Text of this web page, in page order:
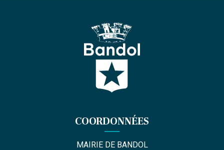
COORDONNÉES
MAIRIE DE BANDOL